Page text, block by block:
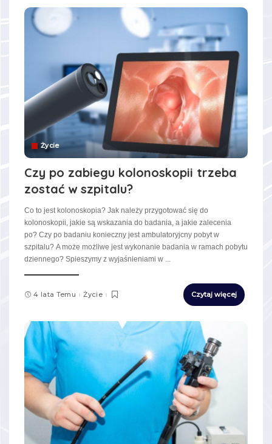
Życie
Czy po zabiegu kolonoskopii trzeba
zostać w szpitalu?
Co to jest kolonoskopia? Jak należy przygotować się do
kolonoskopii, jakie są wskazania do badania, a jakie zalecenia
po? Czy po badaniu konieczny jest ambulatoryjcny pobyt w
szpitalu? A może możliwe jest wykonanie badania w ramach pobytu
dziennego? Spieszymy z wyjaśnieniami w ...
4 lata Temu Życie Czytaj więcej